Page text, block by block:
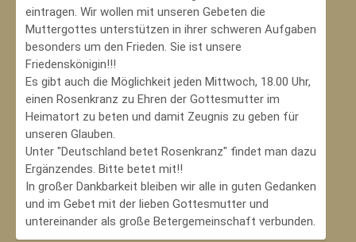
eintragen. Wir wollen mit unseren Gebeten die
Muttergottes unterstützen in ihrer schweren Aufgaben
besonders um den Frieden. Sie ist unsere
Friedenskönigin!!!
Es gibt auch die Möglichkeit jeden Mittwoch, 18.00 Uhr,
einen Rosenkranz zu Ehren der Gottesmutter im
Heimatort zu beten und damit Zeugnis zu geben für
unseren Glauben.
Unter "Deutschland betet Rosenkranz" findet man dazu
Ergänzendes. Bitte betet mit!!
In großer Dankbarkeit bleiben wir alle in guten Gedanken
und im Gebet mit der lieben Gottesmutter und
untereinander als große Betergemeinschaft verbunden.